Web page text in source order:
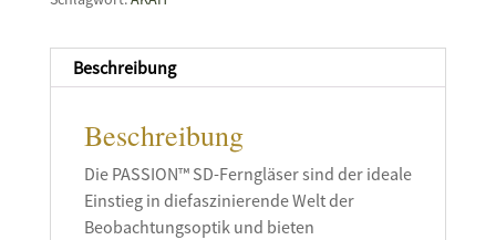
Beschreibung
Beschreibung
Die PASSION™ SD-Ferngläser sind der ideale
Einstieg in diefaszinierende Welt der
Beobachtungsoptik und bieten